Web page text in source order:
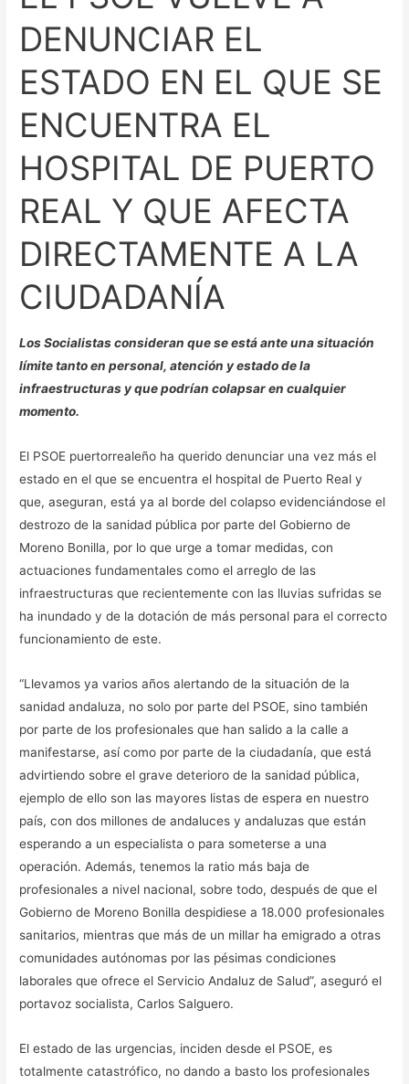
DENUNCIAR EL
ESTADO EN EL QUE SE
ENCUENTRA EL
HOSPITAL DE PUERTO
REAL Y QUE AFECTA
DIRECTAMENTE A LA
CIUDADANÍA
Los Socialistas consideran que se está ante una situación
límite tanto en personal, atención y estado de la
infraestructuras y que podrían colapsar en cualquier
momento.
El PSOE puertorrealeño ha querido denunciar una vez más el
estado en el que se encuentra el hospital de Puerto Real y
que, aseguran, está ya al borde del colapso evidenciándose el
destrozo de la sanidad pública por parte del Gobierno de
Moreno Bonilla, por lo que urge a tomar medidas, con
actuaciones fundamentales como el arreglo de las
infraestructuras que recientemente con las lluvias sufridas se
ha inundado y de la dotación de más personal para el correcto
funcionamiento de este.
“Llevamos ya varios años alertando de la situación de la
sanidad andaluza, no solo por parte del PSOE, sino también
por parte de los profesionales que han salido a la calle a
manifestarse, así como por parte de la ciudadanía, que está
advirtiendo sobre el grave deterioro de la sanidad pública,
ejemplo de ello son las mayores listas de espera en nuestro
país, con dos millones de andaluces y andaluzas que están
esperando a un especialista o para someterse a una
operación. Además, tenemos la ratio más baja de
profesionales a nivel nacional, sobre todo, después de que el
Gobierno de Moreno Bonilla despidiese a 18.000 profesionales
sanitarios, mientras que más de un millar ha emigrado a otras
comunidades autónomas por las pésimas condiciones
laborales que ofrece el Servicio Andaluz de Salud”, aseguró el
portavoz socialista, Carlos Salguero.
El estado de las urgencias, inciden desde el PSOE, es
totalmente catastrófico, no dando a basto los profesionales
EL
DE
PUERTO
REAL
Y
QUE
AFECTA
DIRECTAMENTE
A
LA
CIUDADANÍA